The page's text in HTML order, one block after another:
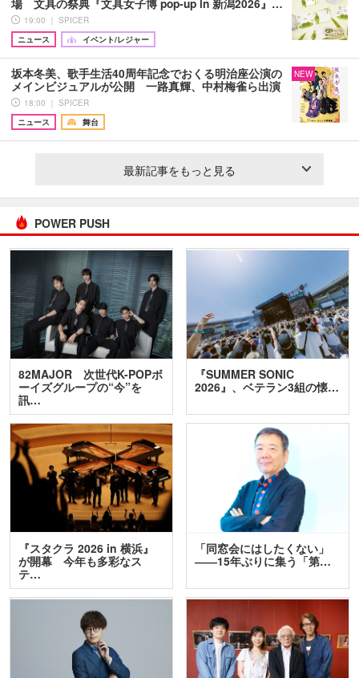
19:00 ｜ SPICER
ニュース
イベント/レジャー
坂本冬美、歌手生活40周年記念でおくる明治座公演の
メインビジュアルが公開 一路真輝、中村梅雀ら出演
18:00 ｜ SPICER
ニュース
舞台
NEW
最新記事をもっと見る
POWER PUSH
82MAJOR 次世代K-POPボ
ーイズグループの“今”を
訊…
『SUMMER SONIC
2026』、ベテラン3組の懐…
『スタクラ 2026 in 横浜』
が開幕 今年も多彩なス
テ…
「同窓会にはしたくない」
――15年ぶりに集う「第…